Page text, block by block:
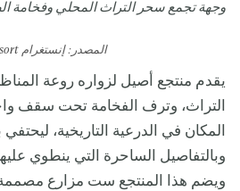
وجهة تجمع سحر التراث المحلي وفخامة
المصدر: إنستغرام
يقدم منتجع أصيل لزواره روعة
التراث، وترف الفخامة تحت سقف
المكان في الدرعية التاريخية،
وبالتفاصيل الساحرة التي ينطوي
ويضم هذا المنتجع ست مزارع